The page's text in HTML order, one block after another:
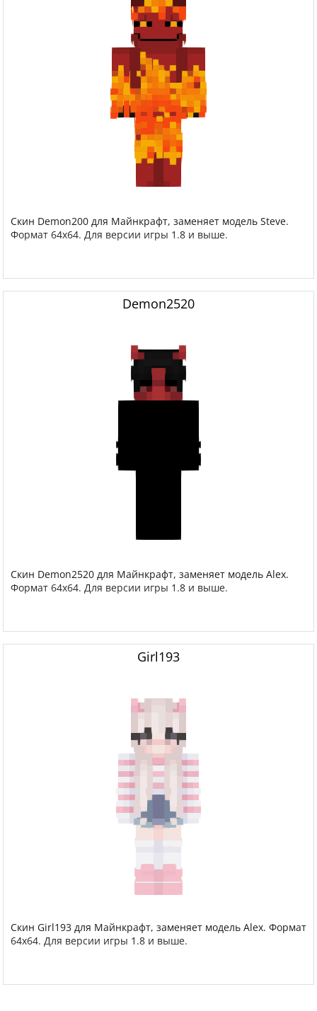
Скин Demon200 для Майнкрафт, заменяет модель Steve.
Формат 64x64. Для версии игры 1.8 и выше.
Demon2520
Скин Demon2520 для Майнкрафт, заменяет модель Alex.
Формат 64x64. Для версии игры 1.8 и выше.
Girl193
Скин Girl193 для Майнкрафт, заменяет модель Alex. Формат
64x64. Для версии игры 1.8 и выше.